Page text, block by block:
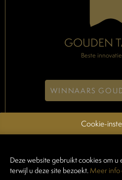
GOUDEN
Beste
WINNAARS
ERVAAR
Cookie-
Deze website gebruikt cookies om
terwijl u deze site bezoekt.Meer info